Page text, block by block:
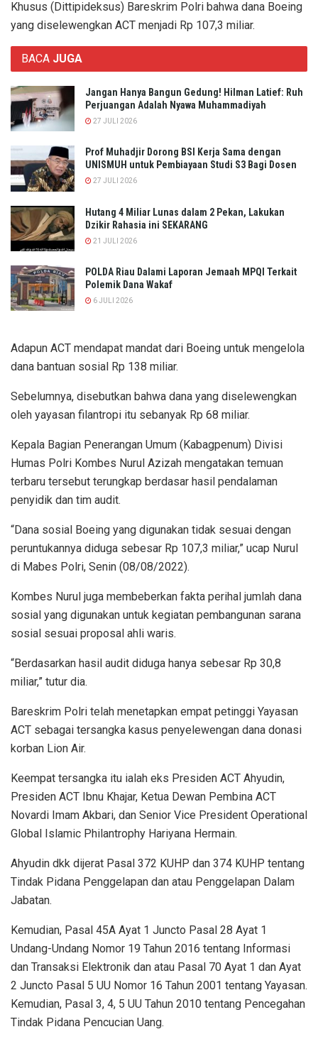
Khusus (Dittipideksus) Bareskrim Polri bahwa dana Boeing
yang diselewengkan ACT menjadi Rp 107,3 miliar.
BACA JUGA
Jangan Hanya Bangun Gedung! Hilman Latief: Ruh
Perjuangan Adalah Nyawa Muhammadiyah
27 JULI 2026
Prof Muhadjir Dorong BSI Kerja Sama dengan
UNISMUH untuk Pembiayaan Studi S3 Bagi Dosen
27 JULI 2026
Hutang 4 Miliar Lunas dalam 2 Pekan, Lakukan
Dzikir Rahasia ini SEKARANG
21 JULI 2026
POLDA Riau Dalami Laporan Jemaah MPQI Terkait
Polemik Dana Wakaf
6 JULI 2026
Adapun ACT mendapat mandat dari Boeing untuk mengelola
dana bantuan sosial Rp 138 miliar.
Sebelumnya, disebutkan bahwa dana yang diselewengkan
oleh yayasan filantropi itu sebanyak Rp 68 miliar.
Kepala Bagian Penerangan Umum (Kabagpenum) Divisi
Humas Polri Kombes Nurul Azizah mengatakan temuan
terbaru tersebut terungkap berdasar hasil pendalaman
penyidik dan tim audit.
“Dana sosial Boeing yang digunakan tidak sesuai dengan
peruntukannya diduga sebesar Rp 107,3 miliar,” ucap Nurul
di Mabes Polri, Senin (08/08/2022).
Kombes Nurul juga membeberkan fakta perihal jumlah dana
sosial yang digunakan untuk kegiatan pembangunan sarana
sosial sesuai proposal ahli waris.
“Berdasarkan hasil audit diduga hanya sebesar Rp 30,8
miliar,” tutur dia.
Bareskrim Polri telah menetapkan empat petinggi Yayasan
ACT sebagai tersangka kasus penyelewengan dana donasi
korban Lion Air.
Keempat tersangka itu ialah eks Presiden ACT Ahyudin,
Presiden ACT Ibnu Khajar, Ketua Dewan Pembina ACT
Novardi Imam Akbari, dan Senior Vice President Operational
Global Islamic Philantrophy Hariyana Hermain.
Ahyudin dkk dijerat Pasal 372 KUHP dan 374 KUHP tentang
Tindak Pidana Penggelapan dan atau Penggelapan Dalam
Jabatan.
Kemudian, Pasal 45A Ayat 1 Juncto Pasal 28 Ayat 1
Undang-Undang Nomor 19 Tahun 2016 tentang Informasi
dan Transaksi Elektronik dan atau Pasal 70 Ayat 1 dan Ayat
2 Juncto Pasal 5 UU Nomor 16 Tahun 2001 tentang Yayasan.
Kemudian, Pasal 3, 4, 5 UU Tahun 2010 tentang Pencegahan
Tindak Pidana Pencucian Uang.